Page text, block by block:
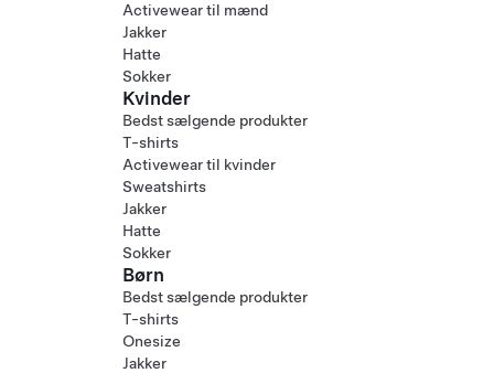
Activewear til mænd
Jakker
Hatte
Sokker
Kvinder
Bedst sælgende produkter
T-shirts
Activewear til kvinder
Sweatshirts
Jakker
Hatte
Sokker
Børn
Bedst sælgende produkter
T-shirts
Onesize
Jakker